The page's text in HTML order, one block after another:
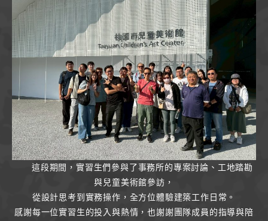
這段期間，實習生們參與了事務所的專案討論、工地踏勘
與兒童美術館參訪，
從設計思考到實務操作，全方位體驗建築工作日常。
感謝每一位實習生的投入與熱情，也謝謝團隊成員的指導與陪